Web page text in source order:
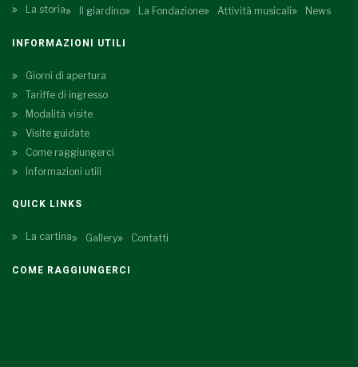
La storia Il giardino La Fondazione Attività musicali News
INFORMAZIONI UTILI
Giorni di apertura
Tariffe di ingresso
Modalità visite
Visite guidate
Come raggiungerci
Informazioni utili
QUICK LINKS
La cartina Gallery Contatti
COME RAGGIUNGERCI